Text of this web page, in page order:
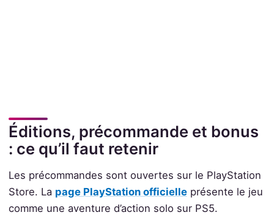
Éditions, précommande et bonus
: ce qu’il faut retenir
Les précommandes sont ouvertes sur le PlayStation
Store. La page PlayStation officielleprésente le jeu
comme une aventure d’action solo sur PS5.